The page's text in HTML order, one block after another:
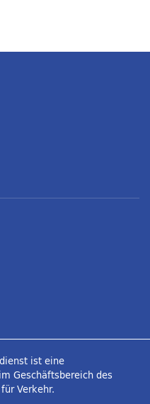
ist eine
Geschäftsbereich des
Verkehr.